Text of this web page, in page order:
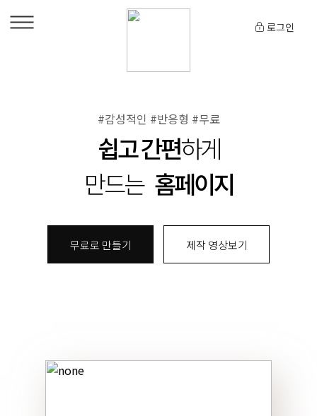
로그인
#감성적인 #반응형 #무료
쉽고 간편하게
만드는 홈페이지
무료로 만들기 제작 영상보기